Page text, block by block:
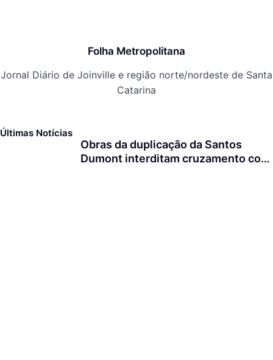
Folha Metropolitana
Jornal Diário de Joinville e região norte/nordeste de Santa
Catarina
Últimas Notícias
Obras da duplicação da Santos
Dumont interditam cruzamento com